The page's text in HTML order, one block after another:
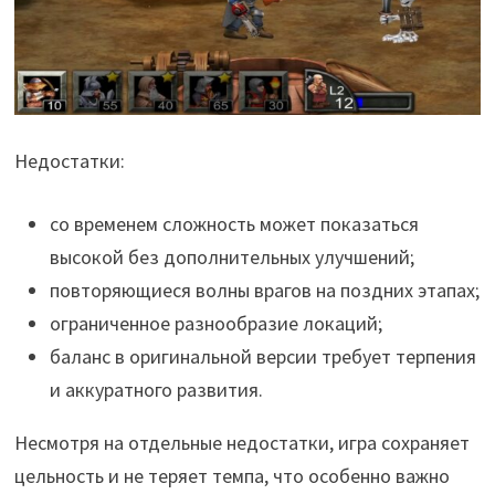
Недостатки:
со временем сложность может показаться
высокой без дополнительных улучшений;
повторяющиеся волны врагов на поздних этапах;
ограниченное разнообразие локаций;
баланс в оригинальной версии требует терпения
и аккуратного развития.
Несмотря на отдельные недостатки, игра сохраняет
цельность и не теряет темпа, что особенно важно